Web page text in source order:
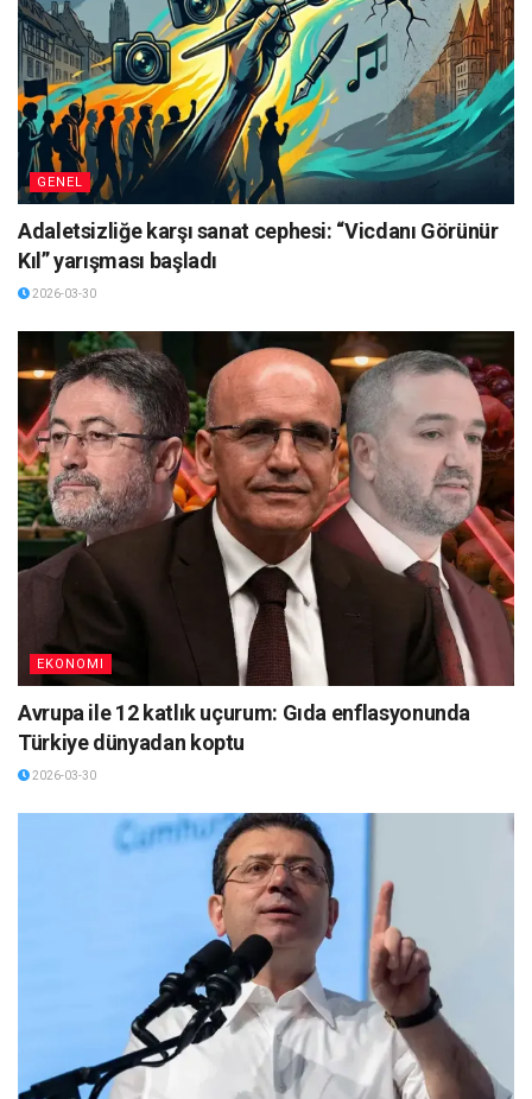
GENEL
Adaletsizliğe karşı sanat cephesi: “Vicdanı Görünür
Kıl” yarışması başladı
2026-03-30
EKONOMI
Avrupa ile 12 katlık uçurum: Gıda enflasyonunda
Türkiye dünyadan koptu
2026-03-30